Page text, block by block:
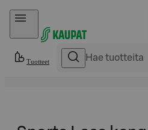
Hyppää sisältöön
Tuotteet